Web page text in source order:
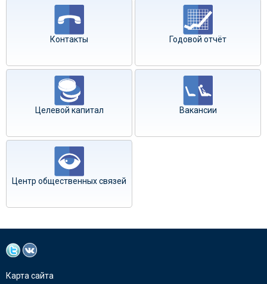
Контакты Годовой отчёт
Целевой капитал Вакансии
Центр общественных связей
Карта сайта